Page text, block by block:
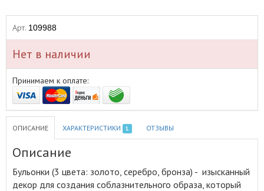
Арт. 109988
Нет в наличии
Принимаем к оплате:
ОПИСАНИЕ ХАРАКТЕРИСТИКИ 1 ОТЗЫВЫ
Описание
Бульонки (3 цвета: золото, серебро, бронза) - изысканный
декор для создания соблазнительного образа, который